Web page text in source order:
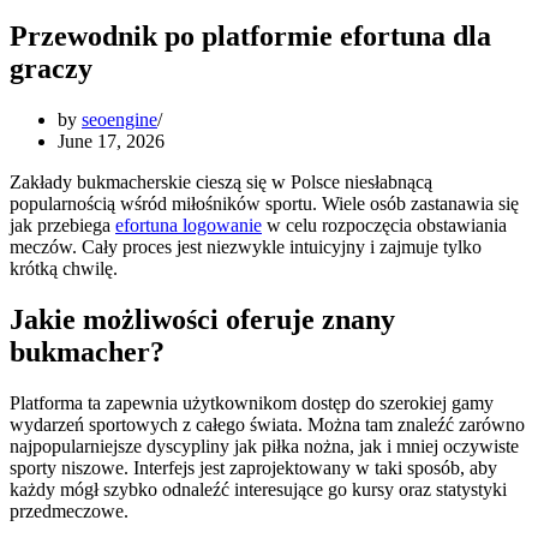
Przewodnik po platformie efortuna dla
graczy
by seoengine
June 17, 2026
Zakłady bukmacherskie cieszą się w Polsce niesłabnącą
popularnością wśród miłośników sportu. Wiele osób zastanawia się
jak przebiega efortuna logowanie w celu rozpoczęcia obstawiania
meczów. Cały proces jest niezwykle intuicyjny i zajmuje tylko
krótką chwilę.
Jakie możliwości oferuje znany
bukmacher?
Platforma ta zapewnia użytkownikom dostęp do szerokiej gamy
wydarzeń sportowych z całego świata. Można tam znaleźć zarówno
najpopularniejsze dyscypliny jak piłka nożna, jak i mniej oczywiste
sporty niszowe. Interfejs jest zaprojektowany w taki sposób, aby
każdy mógł szybko odnaleźć interesujące go kursy oraz statystyki
przedmeczowe.